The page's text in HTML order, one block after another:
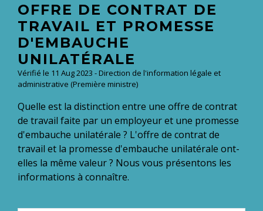
OFFRE DE CONTRAT DE
TRAVAIL ET PROMESSE
D'EMBAUCHE
UNILATÉRALE
Vérifié le 11 Aug 2023 - Direction de l'information légale et
administrative (Première ministre)
Quelle est la distinction entre une offre de contrat
de travail faite par un employeur et une promesse
d'embauche unilatérale ? L'offre de contrat de
travail et la promesse d'embauche unilatérale ont-
elles la même valeur ? Nous vous présentons les
informations à connaître.